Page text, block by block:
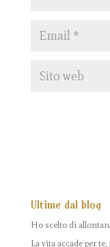
Ultime dal blog
Ho scelto di
La vita accade per